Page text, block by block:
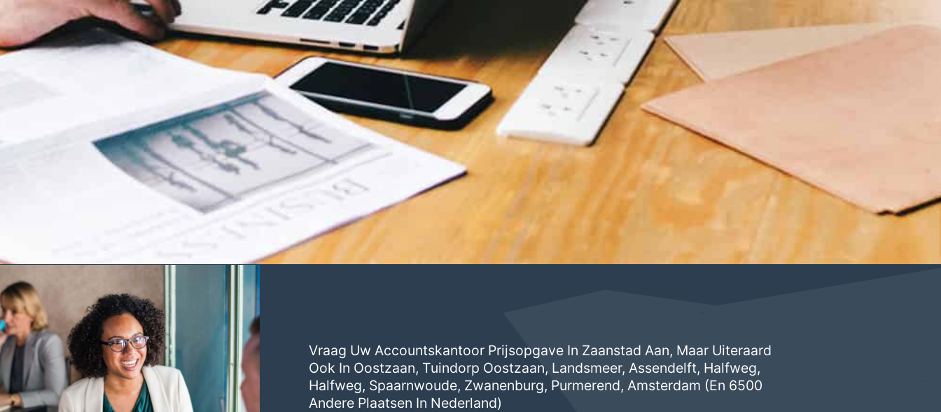
Vraag Uw Accountskantoor Prijsopgave In Zaanstad Aan, Maar Uiteraard
Ook In Oostzaan, Tuindorp Oostzaan, Landsmeer, Assendelft, Halfweg,
Halfweg, Spaarnwoude, Zwanenburg, Purmerend, Amsterdam (en 6500
Andere Plaatsen In Nederland)